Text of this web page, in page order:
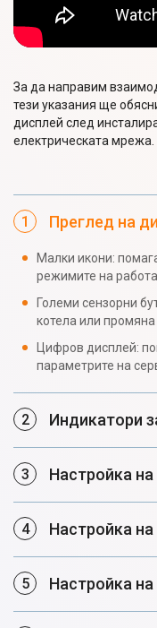
За да направим
тези указания ще
дисплей след
електрическата мрежа.
Преглед на
Малки икони:
режимите на
Големи сензорни
котела или
Цифров дисплей:
параметрите на
Индикатори
Настройка
Настройка
Настройка